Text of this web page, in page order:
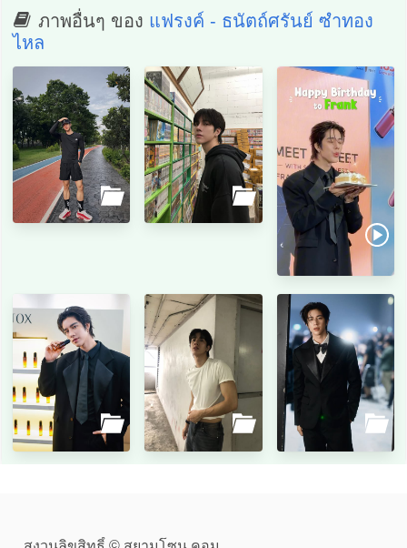
ภาพอื่นๆ ของ แฟรงค์ - ธนัตถ์ศรันย์ ซำทอง
ไหล